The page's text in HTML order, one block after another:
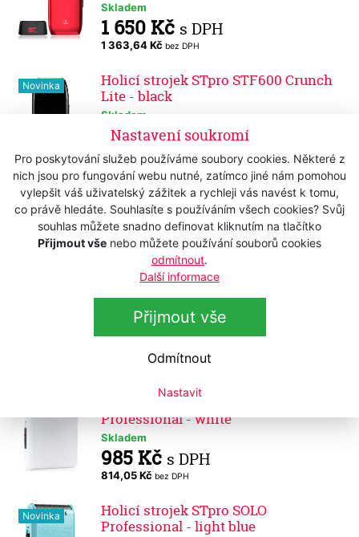
Nastavení soukromí
Pro poskytování služeb používáme soubory cookies. Některé z
nich jsou pro fungování webu nutné, zatímco jiné nám pomohou
vylepšit váš uživatelský zážitek a rychleji vás navést k tomu,
co právě hledáte. Souhlasíte s používáním všech cookies? Svůj
souhlas můžete snadno definovat kliknutím na tlačítko
Přijmout vše nebo můžete používání souborů cookies
odmítnout.
Další informace
Přijmout vše
Odmítnout
Nastavit
Skladem
1 650 Kč s DPH
1 363,64 Kč bez DPH
Novinka
Holicí strojek STpro STF600 Crunch
Lite - black
Skladem
1 400 Kč s DPH
1 157,02 Kč bez DPH
Novinka
Holicí strojek STpro SOLO
Professional
Skladem
985 Kč s DPH
814,05 Kčbez DPH
Holicí strojek STpro SOLO
Professional - gold
985 Kč s DPH
Holicí strojek STpro SOLO
Professional - white
Skladem
985 Kč s DPH
814,05 Kč bez DPH
Novinka
Holicí strojek STpro SOLO
Professional - light blue